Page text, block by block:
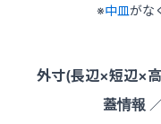
※中皿がな
外寸(長辺×短辺×
蓋情報